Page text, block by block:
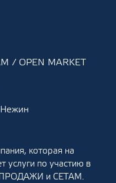
/ OPEN MARKET
Нежин
которая на
услуги по участию в
и СЕТАМ.